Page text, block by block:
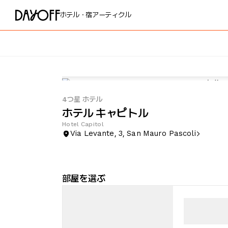
ホテル・宿アーティクル
4つ星 ホテル
ホテル キャピトル
Hotel Capitol
Via Levante, 3, San Mauro Pascoli
部屋を選ぶ